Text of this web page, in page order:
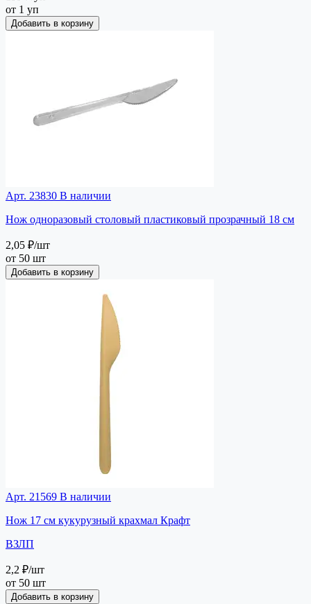
от 1 уп
Добавить в корзину
Арт. 23830 В наличии
Нож одноразовый столовый пластиковый прозрачный 18 см
2,05 ₽/шт
от 50 шт
Добавить в корзину
Арт. 21569 В наличии
Нож 17 см кукурузный крахмал Крафт
ВЗЛП
2,2 ₽/шт
от 50 шт
Добавить в корзину